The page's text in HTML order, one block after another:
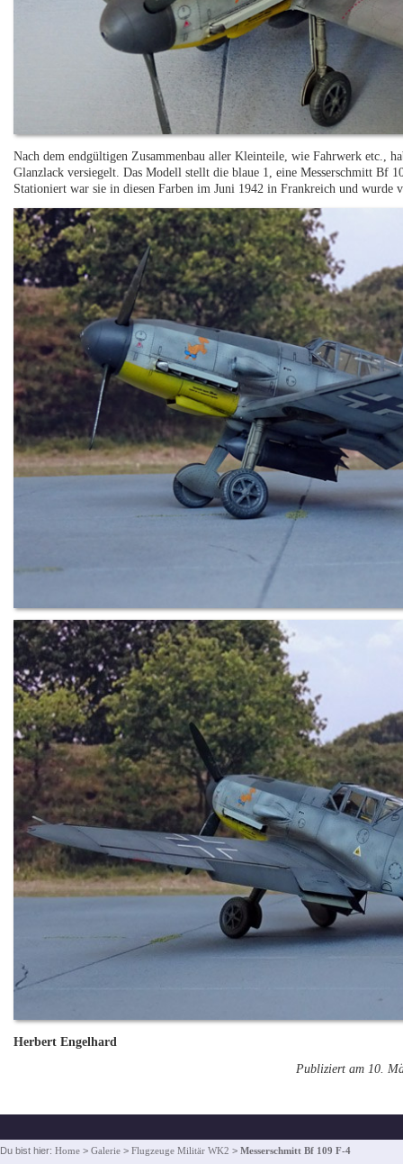
Nach dem endgültigen Zusammenbau aller Kleinteile, wie Fahrwerk etc.,
Glanzlack versiegelt. Das Modell stellt die blaue 1, eine Messerschmitt Bf
Stationiert war sie in diesen Farben im Juni 1942 in Frankreich und wurde
Herbert Engelhard
Publiziert am 10.
Du bist hier: Home > Galerie > Flugzeuge Militär WK2 > Messerschmitt Bf 109 F-4